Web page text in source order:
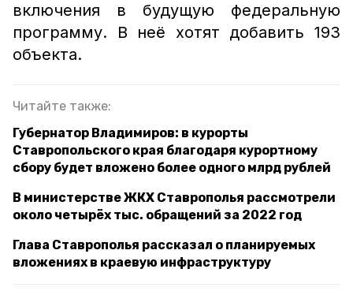
включения в будущую федеральную
программу. В неё хотят добавить 193
объекта.
Читайте также:
Губернатор Владимиров: в курорты
Ставропольского края благодаря курортному
сбору будет вложено более одного млрд рублей
В министерстве ЖКХ Ставрополья рассмотрели
около четырёх тыс. обращений за 2022 год
Глава Ставрополья рассказал о планируемых
вложениях в краевую инфраструктуру